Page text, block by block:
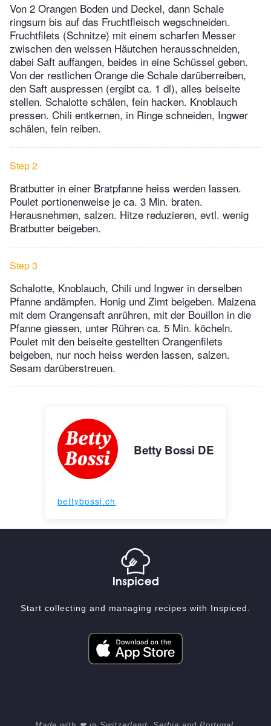
Von 2 Orangen Boden und Deckel, dann Schale
ringsum bis auf das Fruchtfleisch wegschneiden.
Fruchtfilets (Schnitze) mit einem scharfen Messer
zwischen den weissen Häutchen herausschneiden,
dabei Saft auffangen, beides in eine Schüssel geben.
Von der restlichen Orange die Schale darüberreiben,
den Saft auspressen (ergibt ca. 1 dl), alles beiseite
stellen. Schalotte schälen, fein hacken. Knoblauch
pressen. Chili entkernen, in Ringe schneiden, Ingwer
schälen, fein reiben.
Step 2
Bratbutter in einer Bratpfanne heiss werden lassen.
Poulet portionenweise je ca. 3 Min. braten.
Herausnehmen, salzen. Hitze reduzieren, evtl. wenig
Bratbutter beigeben.
Step 3
Schalotte, Knoblauch, Chili und Ingwer in derselben
Pfanne andämpfen. Honig und Zimt beigeben. Maizena
mit dem Orangensaft anrühren, mit der Bouillon in die
Pfanne giessen, unter Rühren ca. 5 Min. köcheln.
Poulet mit den beiseite gestellten Orangenfilets
beigeben, nur noch heiss werden lassen, salzen.
Sesam darüberstreuen.
Betty Bossi DE
bettybossi.ch
Start collecting and managing recipes with Inspiced.